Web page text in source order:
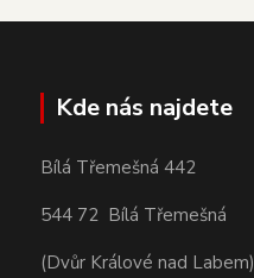
Kde nás najdete
Bílá Třemešná 442
544 72 Bílá Třemešná
(Dvůr Králové nad Labem)